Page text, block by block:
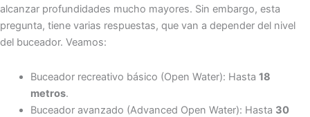
alcanzar profundidades mucho mayores. Sin embargo, esta
pregunta, tiene varias respuestas, que van a depender del nivel
del buceador. Veamos:
Buceador recreativo básico (Open Water): Hasta 18
metros.
Buceador avanzado (Advanced Open Water): Hasta 30